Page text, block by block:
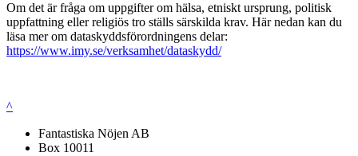
Om det är fråga om uppgifter om hälsa, etniskt ursprung, politisk
uppfattning eller religiös tro ställs särskilda krav. Här nedan kan du
läsa mer om dataskyddsförordningens delar:
https://www.imy.se/verksamhet/dataskydd/
^
Fantastiska Nöjen AB
Box 10011